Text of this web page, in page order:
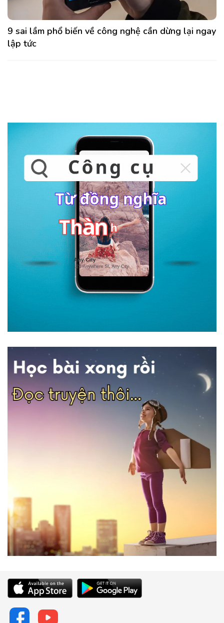
9 sai lầm phổ biến về công nghệ cần dừng lại ngay
lập tức